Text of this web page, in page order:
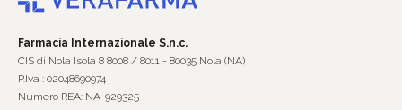
Farmacia Internazionale S.n.c.
CIS di Nola Isola 8 8008 / 8011 - 80035 Nola (NA)
P.Iva : 02048690974
Numero REA: NA-929325